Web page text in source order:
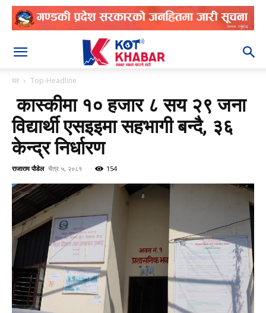
घर Top-Headline
कास्कीमा १० हजार ८ सय २९ जना
विद्यार्थी एसइइमा सहभागी बन्दै, ३६
केन्द्र निर्धारण
राजाराम पौडेल चैत्र ५, २०८१ 154